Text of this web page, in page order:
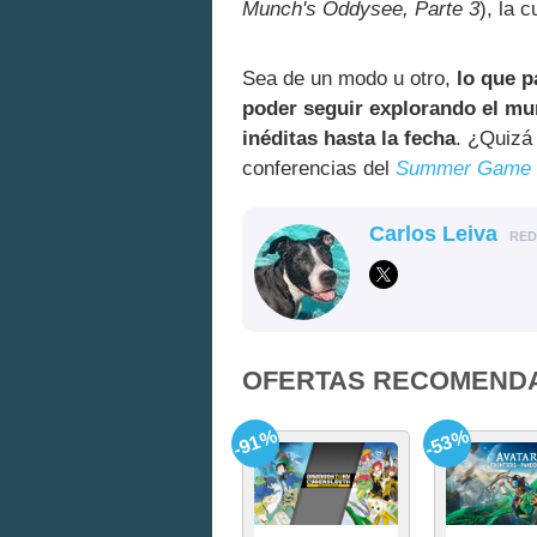
Munch's Oddysee, Parte 3), la
Sea de un modo u otro, lo que
poder seguir explorando el
inéditas hasta la fecha. ¿Quizá
conferencias del Summer Game
Carlos Leiva
OFERTAS
-91% -53%